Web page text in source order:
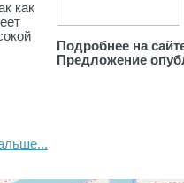
как
Подробнее на
Предложение